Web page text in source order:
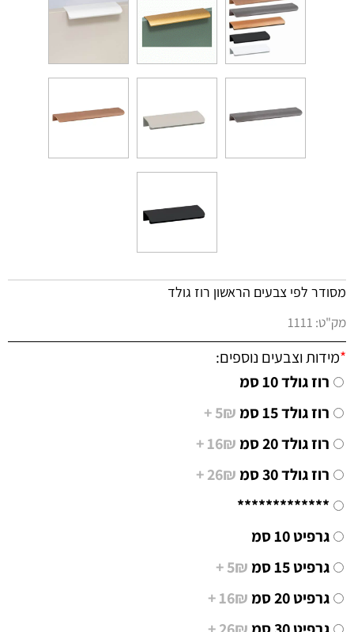
מסודר לפי צבעים הראשון רוז גולד
מק"ט: 1111
*מידות וצבעים נוספים:
רוז גולד 10 סמ
רוז גולד 15 סמ
5₪ +
רוז גולד 20 סמ
16₪ +
רוז גולד 30 סמ
26₪ +
*************
גרפיט 10 סמ
גרפיט 15 סמ
5₪ +
גרפיט 20 סמ
16₪ +